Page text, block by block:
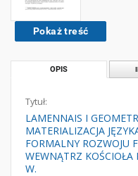
Pokaż treść
OPIS
Tytuł:
LAMENNAIS I
MATERIALIZACJA
FORMALNY ROZWOJU
WEWNĄTRZ KOŚCIOŁA
W.